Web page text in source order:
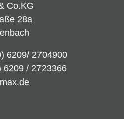
Co.KG
28a
6209/ 2704900
6209 / 2723366